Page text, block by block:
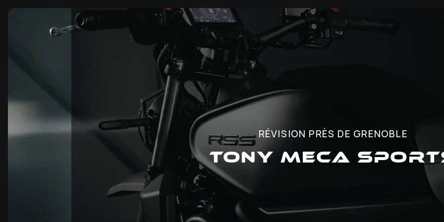
RÉVISION PRÈS DE GRENOBLE
TONY MECA
Panneau de gestion des cookies